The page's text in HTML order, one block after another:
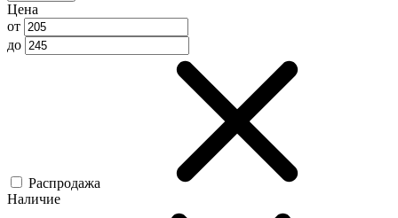
Цена
от
до
Распродажа
Наличие